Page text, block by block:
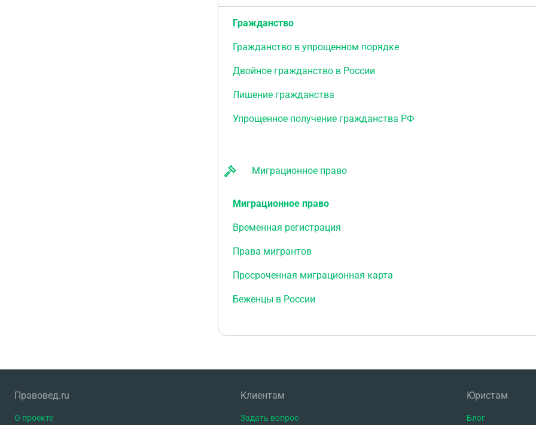
Гражданство
Гражданство в упрощенном порядке
Двойное гражданство в России
Лишение гражданства
Упрощенное получение гражданства РФ
Миграционное право
Миграционное право
Временная регистрация
Права мигрантов
Просроченная миграционная карта
Беженцы в России
Правовед.ru
О проекте
Клиентам
Задать вопрос
Юристам
Блог